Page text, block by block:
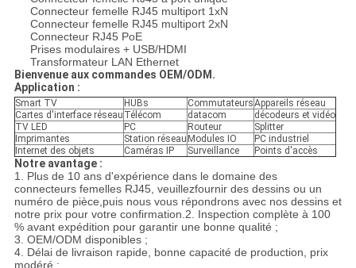
Connecteur femelle RJ45 multiport 1xN
Connecteur femelle RJ45 multiport 2xN
Connecteur RJ45 PoE
Prises modulaires + USB/HDMI
Transformateur LAN Ethernet
Bienvenue aux commandes OEM/ODM.
Application :
Smart TV HUBs CommutateursAppareils réseau
Cartes d'interface réseau Télécom datacom
décodeurs et vidéo
TV LED
PC Routeur
Splitter
Imprimantes
Station réseau Modules IO
PC industriel
Internet des objets
Caméras IP Surveillance Points d'accès
Notre avantage :
1. Plus de 10 ans d'expérience dans le domaine des
connecteurs femelles RJ45 , veuillezfournir des dessins ou un
numéro de pièce, puis nous vous répondrons avec nos dessins et
notre prix pour votre confirmation. 2. Inspection complète à 100
% avant expédition pour garantir une bonne qualité ;
3. OEM/ODM disponibles ;
4. Délai de livraison rapide, bonne capacité de production, prix
modéré ;